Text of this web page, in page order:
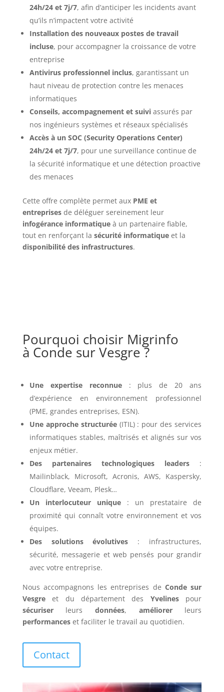
24h/24 et 7j/7, afin d’anticiper les incidents avant
qu’ils n’impactent votre activité
Installation des nouveaux postes de travail
incluse, pour accompagner la croissance de votre
entreprise
Antivirus professionnel inclus, garantissant un
haut niveau de protection contre les menaces
informatiques
Conseils, accompagnement et suiviassurés par
nos ingénieurs systèmes et réseaux spécialisés
Accès à un SOC (Security Operations Center)
24h/24 et 7j/7, pour une surveillance continue de
la sécurité informatique et une détection proactive
des menaces
Cette offre complète permet aux PME et
entreprisesde déléguer sereinement leur
infogérance informatiqueà un partenaire fiable,
tout en renforçant la sécurité informatiqueet la
disponibilité des infrastructures.
Pourquoi choisir Migrinfo
à Conde sur Vesgre ?
Une expertise reconnue: plus de 20 ans
d’expérience en environnement professionnel
(PME, grandes entreprises, ESN).
Une approche structurée(ITIL) : pour des services
informatiques stables, maîtrisés et alignés sur vos
enjeux métier.
Des partenaires technologiques leaders :
Mailinblack, Microsoft, Acronis, AWS, Kaspersky,
Cloudflare, Veeam, Plesk…
Un interlocuteur unique: un prestataire de
proximité qui connaît votre environnement et vos
équipes.
Des solutions évolutives : infrastructures,
sécurité, messagerie et web pensés pour grandir
avec votre entreprise.
Nous accompagnons les entreprises de Conde sur
Vesgreet du département des Yvelinespour
sécuriserleurs données, améliorerleurs
performanceset faciliter le travail au quotidien.
Contact